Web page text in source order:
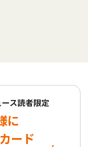
ス読者限定
に
ード